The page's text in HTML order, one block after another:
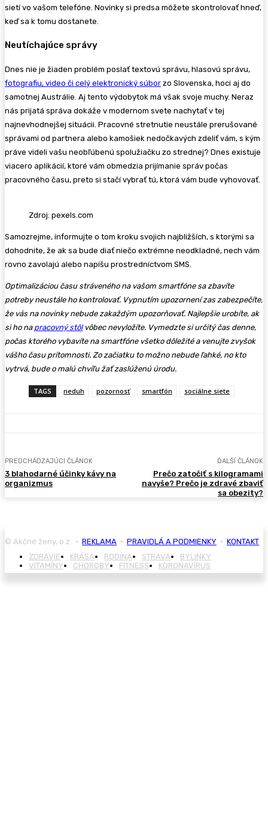
sietí vo vašom telefóne. Novinky si predsa môžete skontrolovať hneď,
keď sa k tomu dostanete.
Neutíchajúce správy
Dnes nie je žiaden problém poslať textovú správu, hlasovú správu,
fotografiu, video či celý elektronický súbor zo Slovenska, hoci aj do
samotnej Austrálie. Aj tento výdobytok má však svoje muchy. Neraz
nás prijatá správa dokáže v modernom svete nachytať v tej
najnevhodnejšej situácii. Pracovné stretnutie neustále prerušované
správami od partnera alebo kamošiek nedočkavých zdeliť vám, s kým
práve videli vašu neobľúbenú spolužiačku zo strednej? Dnes existuje
viacero aplikácií, ktoré vám obmedzia prijímanie správ počas
pracovného času, preto si stačí vybrať tú, ktorá vám bude vyhovovať.
Zdroj: pexels.com
Samozrejme, informujte o tom kroku svojich najbližších, s ktorými sa
dohodnite, že ak sa bude diať niečo extrémne neodkladné, nech vám
rovno zavolajú alebo napíšu prostredníctvom SMS.
Optimalizáciou času stráveného na vašom smartfóne sa zbavíte
potreby neustále ho kontrolovať. Vypnutím upozornení zas zabezpečíte,
že vás na novinky nebude zakaždým upozorňovať. Najlepšie urobíte, ak
si ho na pracovný stôlvôbec nevyložíte. Vymedzte si určitý čas denne,
počas ktorého vybavíte na smartfóne všetko dôležité a venujte zvyšok
vášho času prítomnosti. Zo začiatku to možno nebude ľahké, no kto
vytrvá, bude o malú chvíľu žať zaslúženú úrodu.
TAGS neduh pozornosť smartfón sociálne siete
PREDCHÁDZAJÚCI ČLÁNOK
3 blahodarné účinky kávy na
organizmus
ĎALŠÍ ČLÁNOK
Prečo zatočiť s kilogramami
navyše? Prečo je zdravé zbaviť
sa obezity?
© Akčné ženy, o.z. • REKLAMA • PRAVIDLÁ A PODMIENKY • KONTAKT
ZDRAVIE
KRÁSA RODINA STRAVA
BYLINKY
VITAMÍNY
CHOROBY FITNESS KORONAVÍRUS